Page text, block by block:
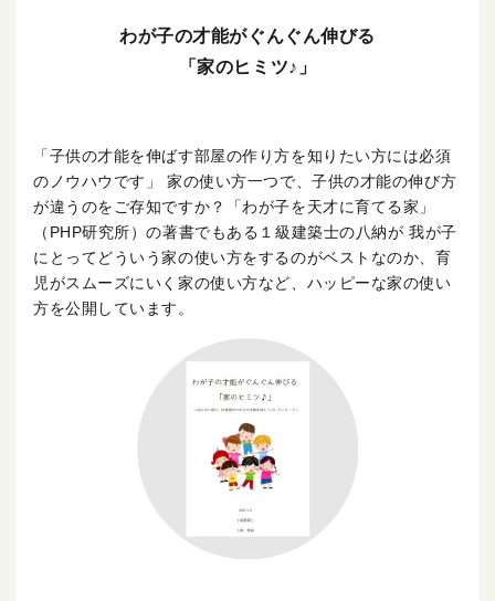
わが子の才能がぐんぐん伸びる
「家のヒミツ♪」
「子供の才能を伸ばす部屋の作り方を知りたい方には必須
のノウハウです」 家の使い方一つで、子供の才能の伸び方
が違うのをご存知ですか？「わが子を天才に育てる家」
（PHP研究所）の著書でもある１級建築士の八納が 我が子
にとってどういう家の使い方をするのがベストなのか、育
児がスムーズにいく家の使い方など、ハッピーな家の使い
方を公開しています。